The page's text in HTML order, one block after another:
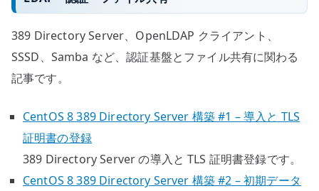
389 Directory Server、OpenLDAP クライアント、
SSSD、Samba など、認証基盤とファイル共有に関わる
記事です。
CentOS 8 389 Directory Server 構築 #1 – 導入と TLS
証明書の登録
389 Directory Server の導入と TLS 証明書登録です。
CentOS 8 389 Directory Server 構築 #2 – 初期データ